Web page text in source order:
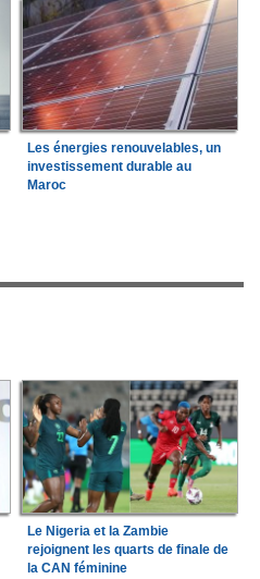
Les énergies renouvelables, un
investissement durable au
Maroc
Le Nigeria et la Zambie
rejoignent les quarts de finale de
la CAN féminine